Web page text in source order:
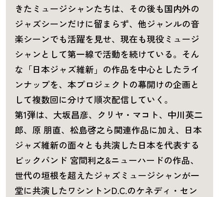
きたミュージシャンたちは、その後も国内外の
ジャズシーンだけに留まらず、他ジャンルの音
楽シーンでも活躍を見せ、現在も現役ミュージ
シャンとして第一線で活動を続けている。そん
な「日本ジャズ維新」の作品を中心としたライ
ンナップを、本プロジェクトの幕開けの企画と
して複数回に分けて順次配信していく。
第1弾は、大坂昌彦、クリヤ・マコト、中川英二
郎、原 朋直、松島啓之ら関連作品に加え、日本
ジャズ維新の面々とも共演した日本を代表する
ビックバンド 宮間利之&ニューハードの作品、
世代の垣根を超えたジャズミュージシャンが一
堂に共演したワシントンD.C.のケネディ・セン